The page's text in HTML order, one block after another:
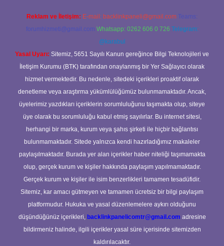
Reklam ve İletişim: E-mail: backlinkpaneli@gmail.com Teams:
forumhizmeti@gmail.com Whatsapp: 0262 606 0 726 Telegram:
@karabul
Yasal Uyarı: Sitemiz, 5651 Sayılı Kanun gereğince Bilgi Teknolojileri ve
İletişim Kurumu (BTK) tarafından onaylanmış bir Yer Sağlayıcı olarak
hizmet vermektedir. Bu nedenle, sitedeki içerikleri proaktif olarak
denetleme veya araştırma yükümlülüğümüz bulunmamaktadır. Ancak,
üyelerimiz yazdıkları içeriklerin sorumluluğunu taşımakta olup, siteye
üye olarak bu sorumluluğu kabul etmiş sayılırlar. Bu internet sitesi,
herhangi bir marka, kurum veya şahıs şirketi ile hiçbir bağlantısı
bulunmamaktadır. Sitede yalnızca kendi hazırladığımız makaleler
paylaşılmaktadır. Burada yer alan içerikler haber niteliği taşımamakta
olup, gerçek kurum ve kişiler hakkında paylaşım yapılmamaktadır.
Gerçek kurum ve kişiler ile isim benzerlikleri tamamen tesadüfidir.
Sitemiz, kar amacı gütmeyen ve tamamen ücretsiz bir bilgi paylaşım
platformudur. Hukuka ve yasal düzenlemelere aykırı olduğunu
düşündüğünüz içerikleri, backlinkpanelicomtr@gmail.com adresine
bildirmeniz halinde, ilgili içerikler yasal süre içerisinde sitemizden
kaldırılacaktır.